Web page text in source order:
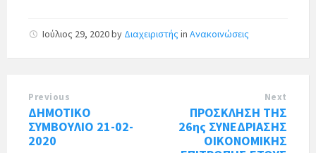
Ιούλιος 29, 2020by Διαχειριστής in Ανακοινώσεις
Previous
ΔΗΜΟΤΙΚΟ
ΣΥΜΒΟΥΛΙΟ 21-02-
2020
Next
ΠΡΟΣΚΛΗΣΗ ΤΗΣ
26ης ΣΥΝΕΔΡΙΑΣΗΣ
ΟΙΚΟΝΟΜΙΚΗΣ